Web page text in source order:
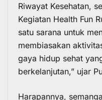
Riwayat Kesehatan,
Kegiatan Health Fun
satu sarana untuk
membiasakan
gaya hidup sehat
berkelanjutan,” ujar
Harapannya,